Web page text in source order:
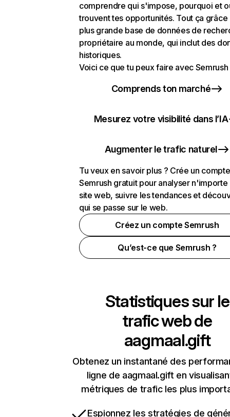
comprendre qui s'impose, pourquoi et
trouvent tes opportunités. Tout ça grâce
plus grande base de données de
propriétaire au monde, qui inclut des
historiques.
Voici ce que tu peux faire avec Semrush
Comprends ton marché
Mesurez votre visibilité dans l’IA
Augmenter le trafic naturel
Tu veux en savoir plus ? Crée un compte
Semrush gratuit pour analyser n'importe
site web, suivre les tendances et
qui se passe sur le web.
Créez un compte Semrush
Qu’est-ce que Semrush ?
Statistiques sur le
trafic web de
aagmaal.gift
Obtenez un instantané des
ligne de aagmaal.gift en
métriques de trafic les plus
Espionnez les stratégies de